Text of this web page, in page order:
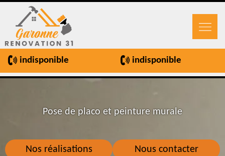
indisponible indisponible
Nos réalisations Nous contacter
Pose de placo et peinture murale